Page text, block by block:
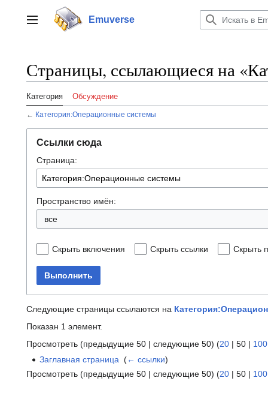
к
содержанию
Переключить боковую панель
Emuverse
Страницы, ссылающиеся на
Категория Обсуждение
← Категория:Операционные системы
Ссылки сюда
Страница:
Пространство имён:
все
Скрыть включения Скрыть ссылки Скрыть
Выполнить
Следующие страницы ссылаются на
Показан 1 элемент.
Просмотреть (предыдущие 50 | следующие 50) (20 | 50 | 100
Заглавная страница ‎(← ссылки)
Просмотреть (предыдущие 50 | следующие 50) (20 | 50 | 100